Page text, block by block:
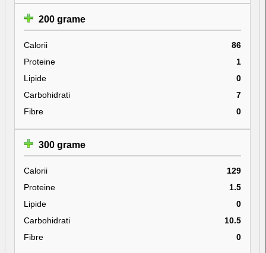
200 grame
Calorii
86
Proteine
1
Lipide
0
Carbohidrati
7
Fibre
0
300 grame
Calorii
129
Proteine
1.5
Lipide
0
Carbohidrati
10.5
Fibre
0